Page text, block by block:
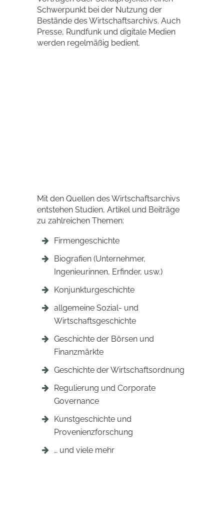
Schwerpunkt bei der Nutzung der
Bestände des Wirtschaftsarchivs. Auch
Presse, Rundfunk und digitale Medien
werden regelmäßig bedient.
Mit den Quellen des Wirtschaftsarchivs
entstehen Studien, Artikel und Beiträge
zu zahlreichen Themen:
Firmengeschichte
Biografien (Unternehmer,
Ingenieurinnen, Erfinder, usw.)
Konjunkturgeschichte
allgemeine Sozial- und
Wirtschaftsgeschichte
Geschichte der Börsen und
Finanzmärkte
Geschichte der Wirtschaftsordnung
Regulierung und Corporate
Governance
Kunstgeschichte und
Provenienzforschung
… und viele mehr